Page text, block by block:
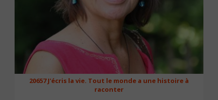
20657 J'écris la vie. Tout le monde a une histoire à
raconter